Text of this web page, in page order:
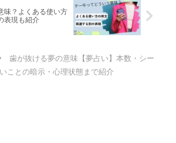
味？よくある使い方
表現も紹介
歯が抜ける夢の意味【夢占い】本数・シー
ことの暗示・心理状態まで紹介